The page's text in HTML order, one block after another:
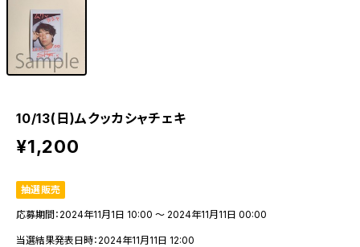
10/13(日)ムクッカシャチェキ
¥1,200
抽選販売
応募期間：2024年11月1日 10:00 〜 2024年11月11日 00:00
当選結果発表日時：2024年11月11日 12:00